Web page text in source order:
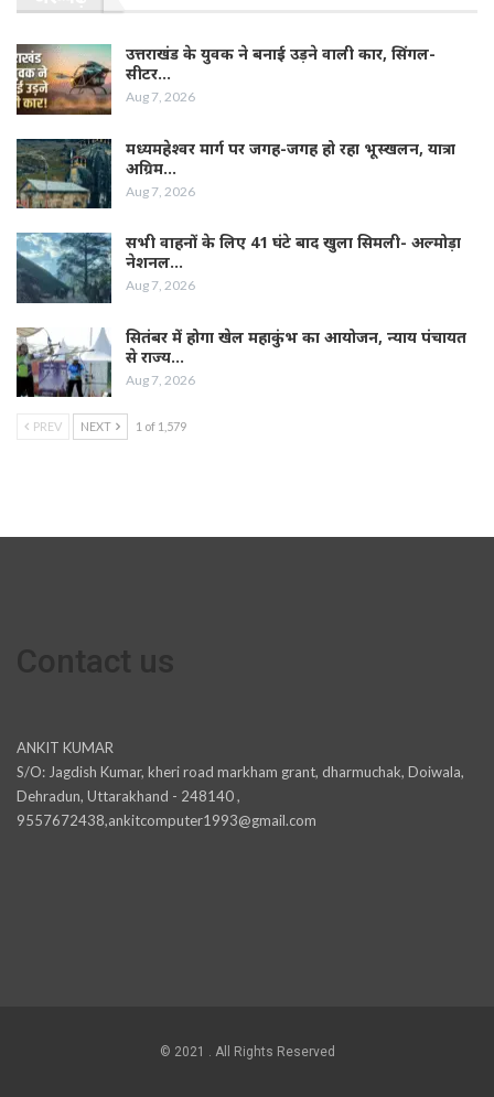
उत्तराखंड के युवक ने बनाई उड़ने वाली कार, सिंगल-
सीटर…
Aug 7, 2026
मध्यमहेश्वर मार्ग पर जगह-जगह हो रहा भूस्खलन, यात्रा
अग्रिम…
Aug 7, 2026
सभी वाहनों के लिए 41 घंटे बाद खुला सिमली- अल्मोड़ा
नेशनल…
Aug 7, 2026
सितंबर में होगा खेल महाकुंभ का आयोजन, न्याय पंचायत
से राज्य…
Aug 7, 2026
PREV NEXT 1 of 1,579
ANKIT KUMAR
S/O: Jagdish Kumar, kheri road markham grant, dharmuchak, Doiwala,
Dehradun, Uttarakhand - 248140 ,
9557672438,ankitcomputer1993@gmail.com
© 2021 . All Rights Reserved